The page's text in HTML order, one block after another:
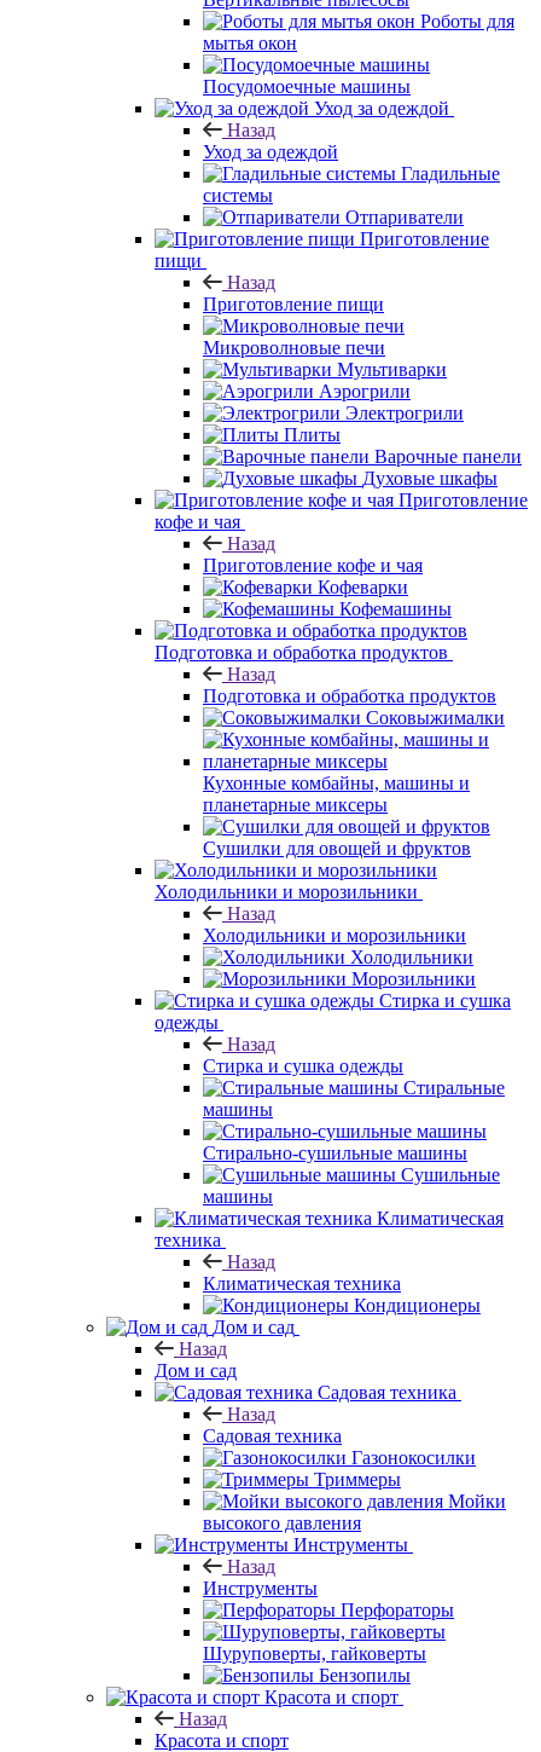
Роботы для
мытья окон
Посудомоечные машины
Уход за одеждой
Назад
Уход за одеждой
Гладильные
системы
Отпариватели
Приготовление
пищи
Назад
Приготовление пищи
Микроволновые печи
Мультиварки
Аэрогрили
Электрогрили
Плиты
Варочные панели
Духовые шкафы
Приготовление
кофе и чая
Назад
Приготовление кофе и чая
Кофеварки
Кофемашины
Подготовка и обработка продуктов
Назад
Подготовка и обработка продуктов
Соковыжималки
Кухонные комбайны, машины и
планетарные миксеры
Сушилки для овощей и фруктов
Холодильники и морозильники
Назад
Холодильники и морозильники
Холодильники
Морозильники
Стирка и сушка
одежды
Назад
Стирка и сушка одежды
Стиральные
машины
Стирально-сушильные машины
Сушильные
машины
Климатическая
техника
Назад
Климатическая техника
Кондиционеры
Дом и сад
Назад
Дом и сад
Садовая техника
Назад
Садовая техника
Газонокосилки
Триммеры
Мойки
высокого давления
Инструменты
Назад
Инструменты
Перфораторы
Шуруповерты, гайковерты
Бензопилы
Красота и спорт
Назад
Красота и спорт